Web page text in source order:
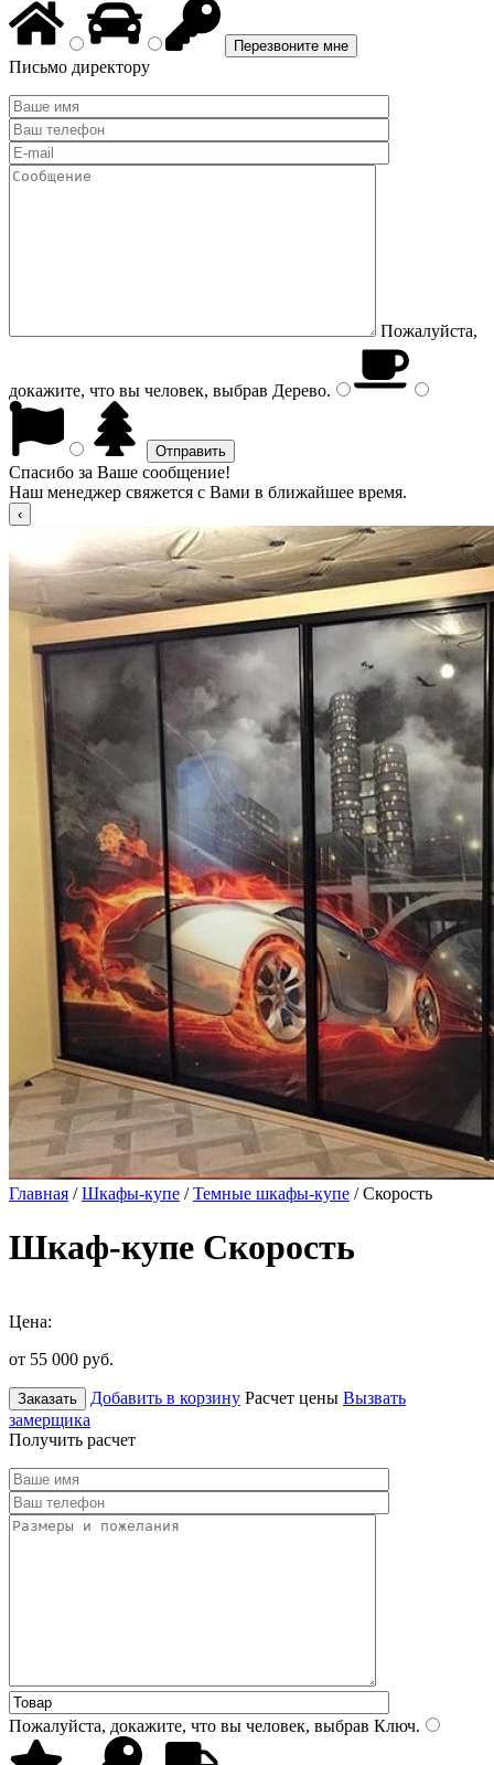
Письмо директору
Пожалуйста,
докажите, что вы человек, выбрав Дерево.
Спасибо за Ваше сообщение!
Наш менеджер свяжется с Вами в ближайшее время.
Главная /Шкафы-купе /Темные шкафы-купе / Скорость
Шкаф-купе Скорость
Цена:
от 55 000 руб.
Заказать Добавить в корзину Расчет цены Вызвать
замерщика
Получить расчет
Пожалуйста, докажите, что вы человек, выбрав Ключ.